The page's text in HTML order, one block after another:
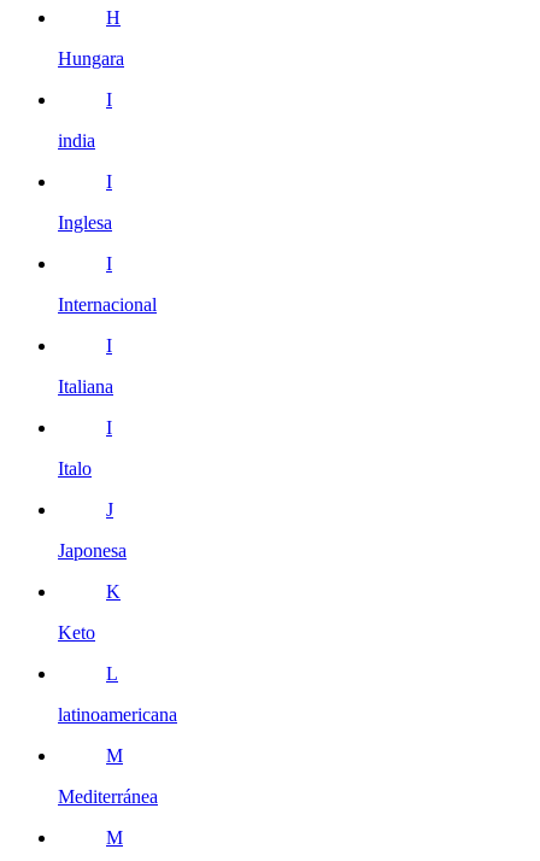
H
Hungara
I
india
I
Inglesa
I
Internacional
I
Italiana
I
Italo
J
Japonesa
K
Keto
L
latinoamericana
M
Mediterránea
M